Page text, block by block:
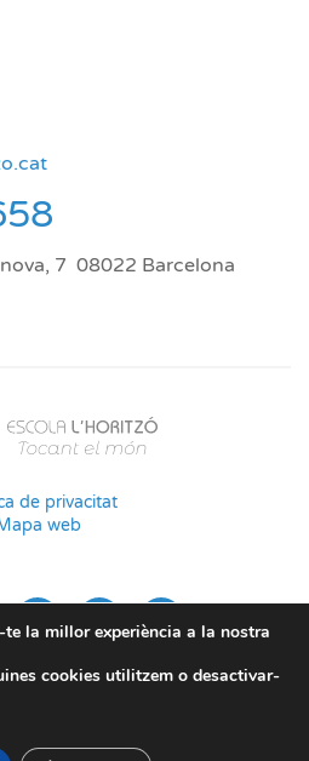
7 08022 Barcelona
de privacitat
web
la millor experiència a la nostra
cookies utilitzem o desactivar-